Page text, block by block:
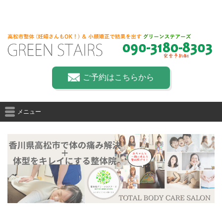
ご予約はこちらから
メニュー